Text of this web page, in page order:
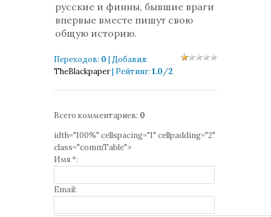
русские и финны, бывшие враги
впервые вместе пишут свою
общую историю.
Переходов: 0 | Добавил:
TheBlackpaper| Рейтинг: 1.0/2
Всего комментариев: 0
idth="100%" cellspacing="1" cellpadding="2"
class="commTable">
Имя *:
Email: